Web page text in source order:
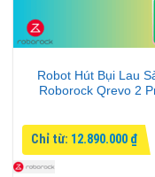
Robot Hút Bụi Lau
Roborock Qrevo 2
Chỉ từ: 12.890.000 ₫